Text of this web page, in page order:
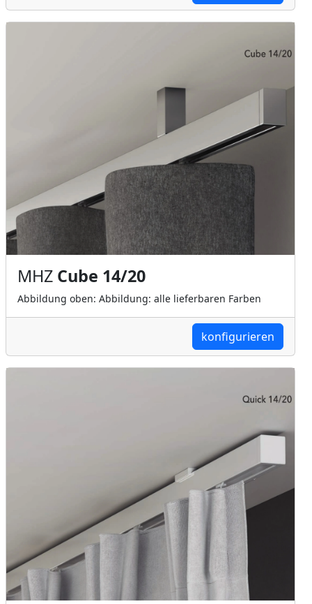
MHZ Cube 14/20
Abbildung oben: Abbildung: alle lieferbaren Farben
konfigurieren